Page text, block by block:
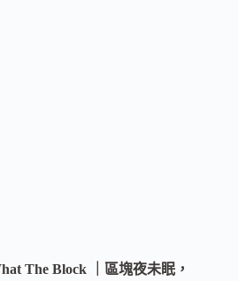
The Block ｜區塊夜未眠，